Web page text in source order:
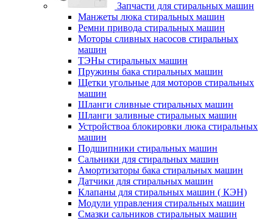
Запчасти для стиральных машин
Манжеты люка стиральных машин
Ремни привода стиральных машин
Моторы сливных насосов стиральных
машин
ТЭНы стиральных машин
Пружины бака стиральных машин
Щетки угольные для моторов стиральных
машин
Шланги сливные стиральных машин
Шланги заливные стиральных машин
Устройствоа блокировки люка стиральных
машин
Подшипники стиральных машин
Сальники для стиральных машин
Амортизаторы бака стиральных машин
Датчики для стиральных машин
Клапаны для стиральных машин ( КЭН)
Модули управления стиральных машин
Смазки сальников стиральных машин